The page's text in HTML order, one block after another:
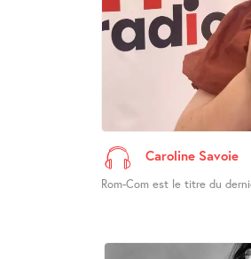
Caroline Savoie
Rom-Com est le titre du